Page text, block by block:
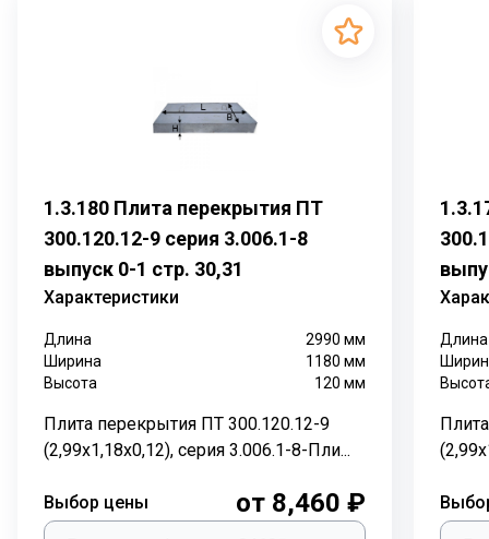
строительстве водопроводных колодцев
используются плиты перекрытия с отверстиями по
бетонных колец или других материалов. Такие плиты
должны быть максимально прочными и стойкими к
Характеристика:
Длина: 3200 мм.
Ширина: 1350 мм.
Высота: 200 мм.
Вес: 1930 кг.
ГОСТ, Серия: ТПР 901.09-11.84
Объем бетона: 0,77 м3
Геометрический объем: 0,864 м3
Назначение:
Плиты перекрытия П26-5Б предназначены для
герметизации коммуникационных каналов,
1.3.180 Плита перекрытия ПТ
300.120.12-9 серия 3.006.1-8
выпуск 0-1 стр. 30,31
Характеристики
Длина 2990мм
Ширина
1180мм
Высота
120мм
Плита перекрытия ПТ 300.120.12-9
(2,99х1,18х0,12), серия 3.006.1-8-Пли...
Выбор цены от 8,460 ₽
Длина